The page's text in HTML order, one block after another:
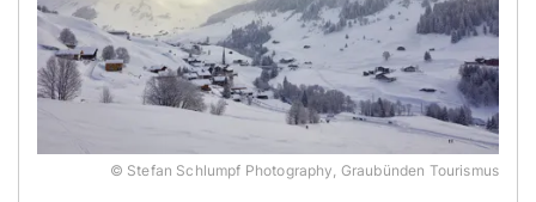
© Stefan Schlumpf Photography, Graubünden Tourismus